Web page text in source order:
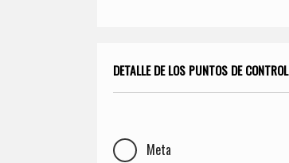
DETALLE DE LOS PUNTOS DE CONTROL
Meta